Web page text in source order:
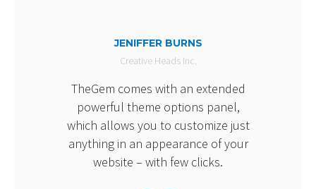
JENIFFER BURNS
Creative Heads Inc.
TheGem comes with an extended
powerful theme options panel,
which allows you to customize just
anything in an appearance of your
website – with few clicks.